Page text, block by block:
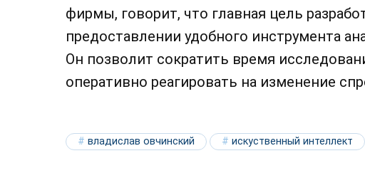
фирмы, говорит, что главная цель
предоставлении удобного инструмента
Он позволит сократить время
оперативно реагировать на изменение
владислав овчинский искуственный интеллект